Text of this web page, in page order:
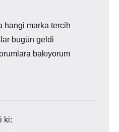
hangi marka tercih
bugün geldi
bakıyorum
ki: